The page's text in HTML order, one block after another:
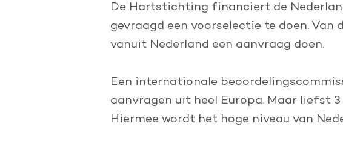
De Hartstichting financiert de
gevraagd een voorselectie te doen.
vanuit Nederland een aanvraag doen.
Een internationale
aanvragen uit heel Europa. Maar liefst
Hiermee wordt het hoge niveau van